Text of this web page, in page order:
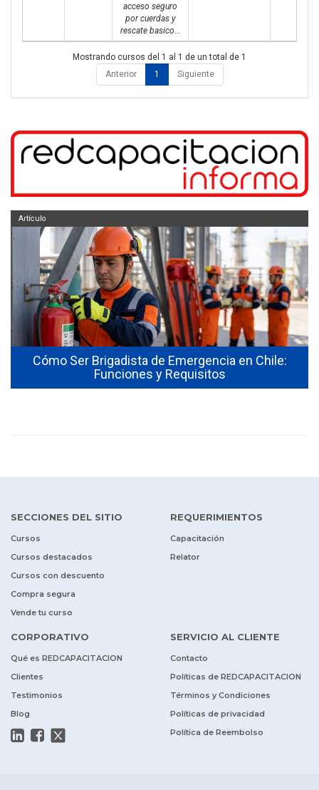
acceso seguro
por cuerdas y
rescate basico...
Mostrando cursos del 1 al 1 de un total de 1
Anterior
1 Siguiente
Cómo Ser Brigadista de Emergencia en Chile:
Funciones y Requisitos
Artículo
SECCIONES DEL SITIO
Cursos
Cursos destacados
Cursos con descuento
Compra segura
Vende tu curso
REQUERIMIENTOS
Capacitación
Relator
CORPORATIVO
Qué es REDCAPACITACION
Clientes
Testimonios
Blog
SERVICIO AL CLIENTE
Contacto
Políticas de REDCAPACITACION
Términos y Condiciones
Políticas de privacidad
Política de Reembolso